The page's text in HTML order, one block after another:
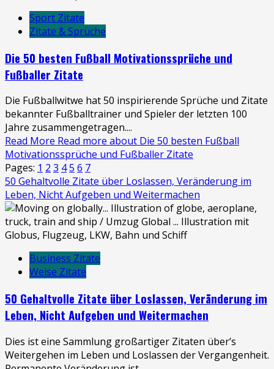
Sport Zitate
Zitate & Sprüche
Die 50 besten Fußball Motivationssprüche und
Fußballer Zitate
Die Fußballwitwe hat 50 inspirierende Sprüche und Zitate
bekannter Fußballtrainer und Spieler der letzten 100
Jahre zusammengetragen....
Read More Read more about Die 50 besten Fußball
Motivationssprüche und Fußballer Zitate
Pages: 1 2 3 45 6 7
50 Gehaltvolle Zitate über Loslassen, Veränderung im
Leben, Nicht Aufgeben und Weitermachen
Business Zitate
Weise Zitate
50 Gehaltvolle Zitate über Loslassen, Veränderung im
Leben, Nicht Aufgeben und Weitermachen
Dies ist eine Sammlung großartiger Zitaten über’s
Weitergehen im Leben und Loslassen der Vergangenheit.